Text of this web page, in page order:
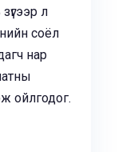
л
соёл
нар
ойлгодог.